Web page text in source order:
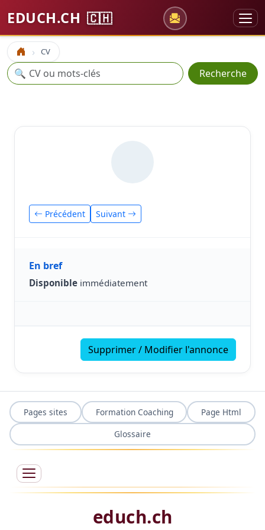
EDUCH.CH 🇨🇭
Accueil CV
Recherche
🔍 Recherche
Précédent Suivant
En bref
Disponible immédiatement
Supprimer / Modifier l'annonce
Pages sites Formation Coaching
Page Html
Glossaire
educh.ch